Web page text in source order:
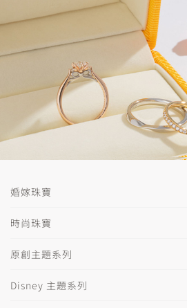
婚嫁珠寶
時尚珠寶
原創主題系列
Disney 主題系列